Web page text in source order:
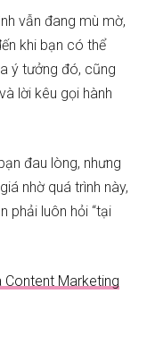
vẫn đang mù mờ,
khi bạn có thể
ý tưởng đó, cũng
lời kêu gọi hành
đau lòng, nhưng
nhờ quá trình này,
phải luôn hỏi “tại
Marketing